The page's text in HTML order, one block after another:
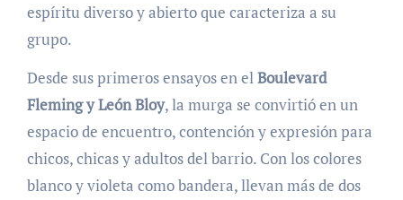
espíritu diverso y abierto que caracteriza a su
grupo.
Desde sus primeros ensayos en el Boulevard
Fleming y León Bloy, la murga se convirtió en un
espacio de encuentro, contención y expresión para
chicos, chicas y adultos del barrio. Con los colores
blanco y violeta como bandera, llevan más de dos